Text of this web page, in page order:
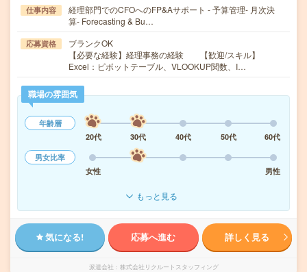
仕事内容
経理部門でのCFOへのFP&Aサポート - 予算管理- 月次決
算- Forecasting & Bu…
応募資格
ブランクOK
【必要な経験】経理事務の経験 【歓迎/スキル】
Excel：ピボットテーブル、VLOOKUP関数、I…
職場の雰囲気
年齢層
20代
30代 40代 50代
60代
男女比率
女性
男性
もっと見る
気になる! 応募へ進む 詳しく見る
派遣会社 株式会社リクルートスタッフィング